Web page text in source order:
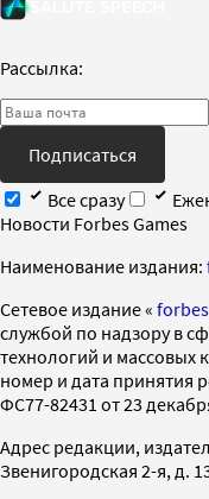
Рассылка:
Подписаться
Все сразу
Новости Forbes Games
Наименование издания:
Cетевое издание «
службой по надзору в
технологий и массовых
номер и дата принятия
ФС77-82431 от 23
Адрес редакции,
Звенигородская 2-я, д.